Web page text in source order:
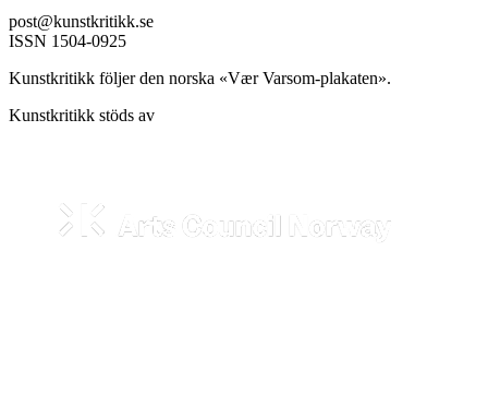
post@kunstkritikk.se
ISSN 1504-0925
Kunstkritikk följer den norska «Vær Varsom-plakaten».
Kunstkritikk stöds av